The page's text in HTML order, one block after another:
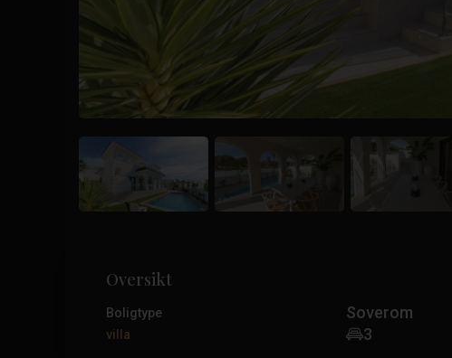
Oversikt
Boligtype
villa
Soverom
3